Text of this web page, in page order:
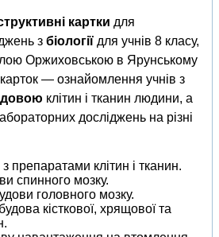
картки для
з біології для учнів 8 класу,
Оржиховською в Ярунському
— ознайомлення учнів з
клітин і тканин людини, а
досліджень на різні
препаратами клітин і тканин.
спинного мозку.
головного мозку.
кісткової, хрящової та